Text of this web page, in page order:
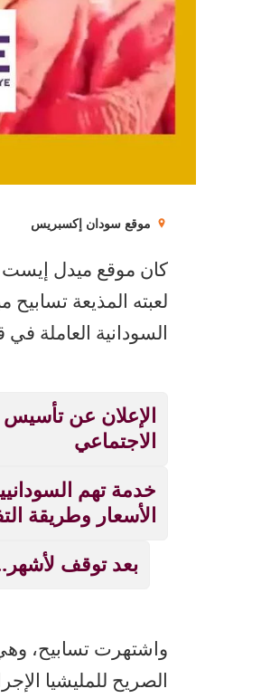
موقع سودان إكسبريس
كان موقع ميدل
لعبته المذيعة
السودانية العاملة
الإعلان عن
الاجتماعي
الأسعار وطريقة
بعد توقف
واشتهرت تسابيح،
الصريح للمليشيا